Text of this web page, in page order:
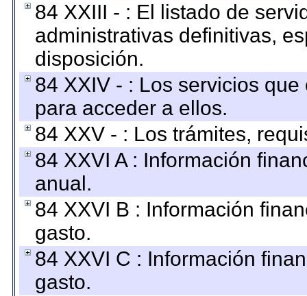
84 XXIII - : El listado de
administrativas definitivas,
disposición.
84 XXIV - : Los servicios
para acceder a ellos.
84 XXV - : Los trámites,
84 XXVI A : Información
anual.
84 XXVI B : Información
gasto.
84 XXVI C : Información
gasto.